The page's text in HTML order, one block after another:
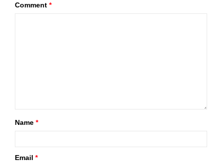
Comment *
Name *
Email *